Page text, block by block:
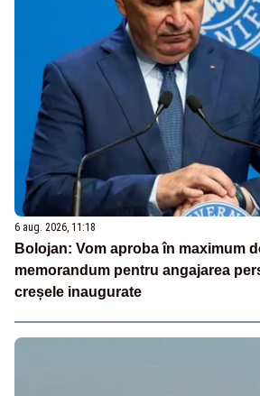
6 aug. 2026, 11:18
Bolojan: Vom aproba în maximum
memorandum pentru angajarea
creșele inaugurate